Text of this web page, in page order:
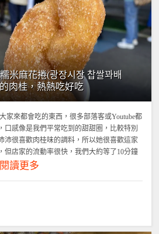
米麻花捲(광장시장 찹쌀꽈배
肉桂，熱熱吃好吃
家來都會吃的東西，很多部落客或Youtube都
口感像是我們平常吃到的甜甜圈，比較特別
沛很喜歡肉桂味的調料，所以她很喜歡這家
店家的流動率很快，我們大約等了10分鐘
閱讀更多